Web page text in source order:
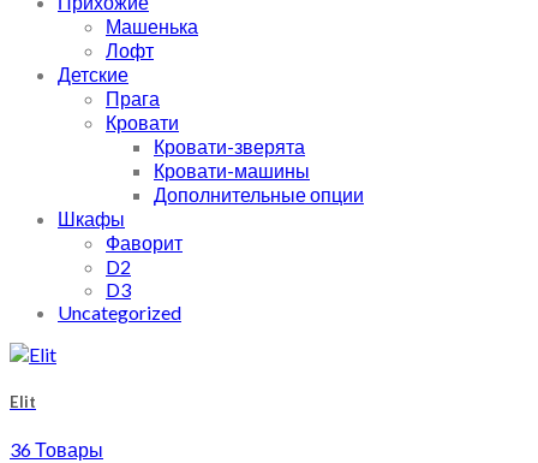
Машенька
Лофт
Детские
Прага
Кровати
Кровати-зверята
Кровати-машины
Дополнительные опции
Шкафы
Фаворит
D2
D3
Uncategorized
Elit
36 Товары